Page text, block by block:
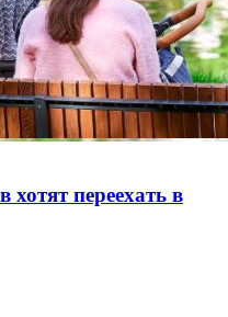
хотят переехать в